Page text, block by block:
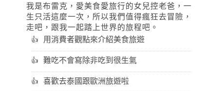
我是布雷克，愛美食愛旅行的女兒控老爸，一
生只活這麼一次，所以我們值得瘋狂去冒險，
走吧，跟我一起踏上世界的旅程吧。
用消費者觀點來介紹美食旅遊
難吃不會寫除非吃到很生氣
喜歡去泰國跟歐洲旅遊啦